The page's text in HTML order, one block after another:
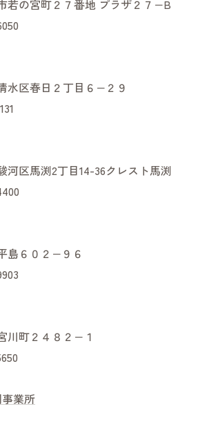
若の宮町２７番地 プラザ２７−B
水区春日２丁目６−２９
河区馬渕2丁目14-36クレスト馬渕
島６０２−９６
川町２４８２−１
業所